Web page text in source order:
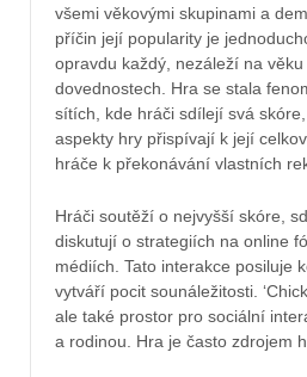
všemi věkovými skupinami a
příčin její popularity je
opravdu každý, nezáleží na
dovednostech. Hra se stala
sítích, kde hráči sdílejí svá
aspekty hry přispívají k její
hráče k překonávání vlastních
Hráči soutěží o nejvyšší skóre,
diskutují o strategiích na online
médiích. Tato interakce posiluje
vytváří pocit sounáležitosti.
ale také prostor pro sociální
a rodinou. Hra je často zdrojem